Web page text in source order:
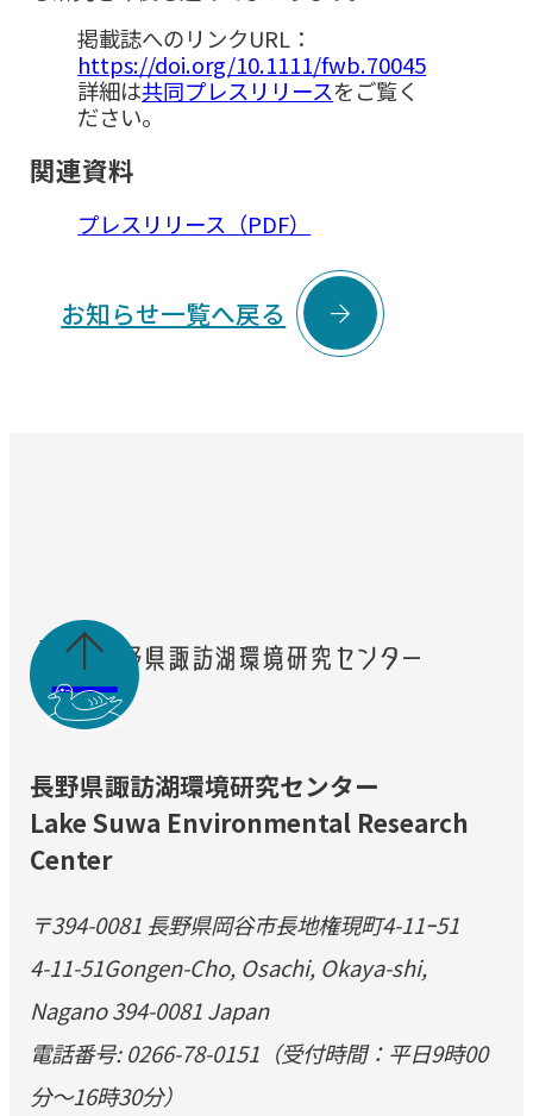
掲載誌へのリンクURL：
https://doi.org/10.1111/fwb.70045
詳細は共同プレスリリースをご覧く
ださい。
関連資料
プレスリリース（PDF）
お知らせ一覧へ戻る 

長野県諏訪湖環境研究センター
Lake Suwa Environmental Research
Center
〒394-0081 長野県岡谷市長地権現町4-11ｰ51
4-11-51Gongen-Cho, Osachi, Okaya-shi,
Nagano 394-0081 Japan
電話番号: 0266-78-0151（受付時間：平日9時00
分～16時30分）